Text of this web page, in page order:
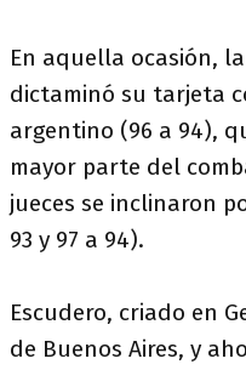
En aquella ocasión,
dictaminó su tarjeta
argentino (96 a 94),
mayor parte del
jueces se inclinaron
93 y 97 a 94).
Escudero, criado en
de Buenos Aires, y